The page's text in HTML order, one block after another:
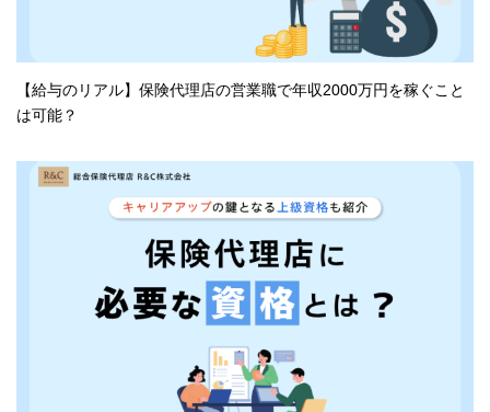
【給与のリアル】保険代理店の営業職で年収2000万円を稼ぐこと
は可能？